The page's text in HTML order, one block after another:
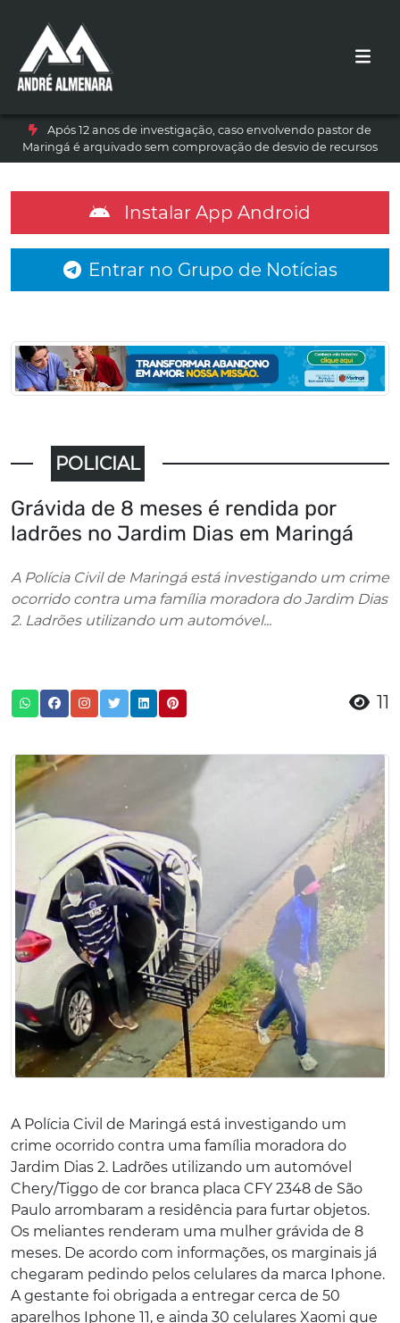
Após 12 anos de investigação, caso envolvendo pastor de
Maringá é arquivado sem comprovação de desvio de recursos
Instalar App Android
Entrar no Grupo de Notícias
POLICIAL
Grávida de 8 meses é rendida por
ladrões no Jardim Dias em Maringá
A Polícia Civil de Maringá está investigando um crime
ocorrido contra uma família moradora do Jardim Dias
2. Ladrões utilizando um automóvel...
11
A Polícia Civil de Maringá está investigando um
crime ocorrido contra uma família moradora do
Jardim Dias 2. Ladrões utilizando um automóvel
Chery/Tiggo de cor branca placa CFY 2348 de São
Paulo arrombaram a residência para furtar objetos.
Os meliantes renderam uma mulher grávida de 8
meses. De acordo com informações, os marginais já
chegaram pedindo pelos celulares da marca Iphone.
A gestante foi obrigada a entregar cerca de 50
aparelhos Iphone 11, e ainda 30 celulares Xaomi que